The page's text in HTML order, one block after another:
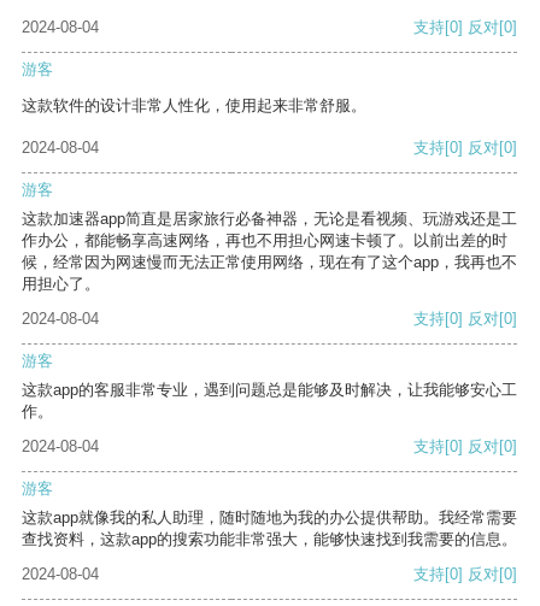
2024-08-04 支持[0] 反对[0]
游客
这款软件的设计非常人性化，使用起来非常舒服。
2024-08-04 支持[0] 反对[0]
游客
这款加速器app简直是居家旅行必备神器，无论是看视频、玩游戏还是工
作办公，都能畅享高速网络，再也不用担心网速卡顿了。以前出差的时
候，经常因为网速慢而无法正常使用网络，现在有了这个app，我再也不
用担心了。
2024-08-04
支持[0] 反对[0]
游客
这款app的客服非常专业，遇到问题总是能够及时解决，让我能够安心工
作。
2024-08-04
支持[0] 反对[0]
游客
这款app就像我的私人助理，随时随地为我的办公提供帮助。我经常需要
查找资料，这款app的搜索功能非常强大，能够快速找到我需要的信息。
2024-08-04
支持[0] 反对[0]